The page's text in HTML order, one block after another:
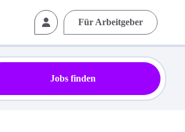
Für Arbeitgeber
Jobs finden